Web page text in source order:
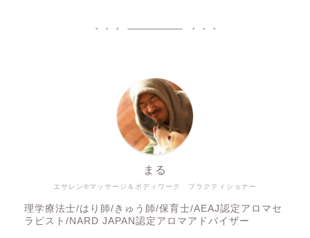
エサレン®マッサージ＆ボディワーク プラクティショナー
まる
理学療法士/はり師/きゅう師/保育士/AEAJ認定アロマセ
ラピスト/NARD JAPAN認定アロマアドバイザー